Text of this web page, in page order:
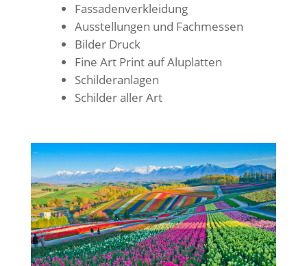
Fassadenverkleidung
Ausstellungen und Fachmessen
Bilder Druck
Fine Art Print auf Aluplatten
Schilderanlagen
Schilder aller Art